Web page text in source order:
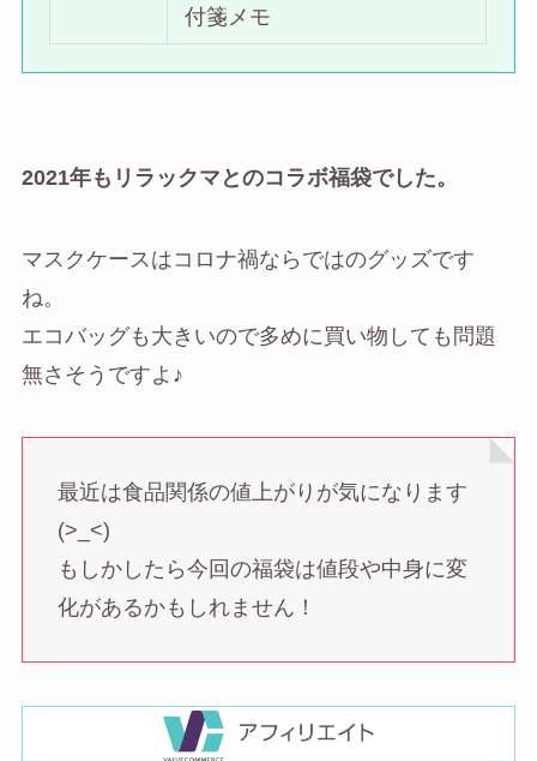
付箋メモ
2021年もリラックマとのコラボ福袋でした。
マスクケースはコロナ禍ならではのグッズです
ね。
エコバッグも大きいので多めに買い物しても問題
無さそうですよ♪
最近は食品関係の値上がりが気になります
(>_<)
もしかしたら今回の福袋は値段や中身に変
化があるかもしれません！